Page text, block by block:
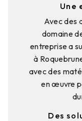
Une
Avec des
domaine
entreprise a
à
avec des
en œuvre
Des